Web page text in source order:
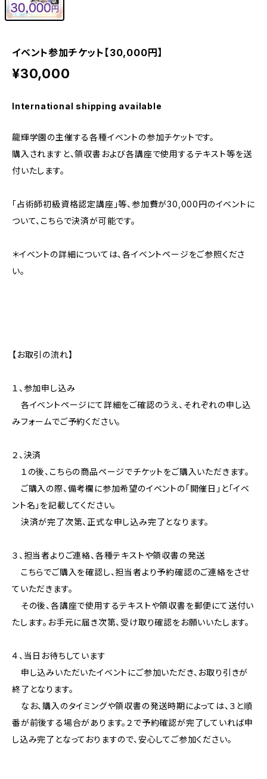
イベント参加チケット【30,000円】
¥30,000
International shipping available
龍輝学園の主催する各種イベントの参加チケットです。
購入されますと、領収書および各講座で使用するテキスト等を送
付いたします。
「占術師初級資格認定講座」等、参加費が30,000円のイベントに
ついて、こちらで決済が可能です。
＊イベントの詳細については、各イベントページをご参照くださ
い。
【お取引の流れ】
１、参加申し込み
各イベントページにて詳細をご確認のうえ、それぞれの申し込
みフォームでご予約ください。
２、決済
１の後、こちらの商品ページでチケットをご購入いただきます。
ご購入の際、備考欄に参加希望のイベントの「開催日」と「イベ
ント名」を記載してください。
決済が完了次第、正式な申し込み完了となります。
３、担当者よりご連絡、各種テキストや領収書の発送
こちらでご購入を確認し、担当者より予約確認のご連絡をさせ
ていただきます。
その後、各講座で使用するテキストや領収書を郵便にて送付い
たします。お手元に届き次第、受け取り確認をお願いいたします。
４、当日お待ちしています
申し込みいただいたイベントにご参加いただき、お取り引きが
終了となります。
なお、購入のタイミングや領収書の発送時期によっては、３と順
番が前後する場合があります。２で予約確認が完了していれば申
し込み完了となっておりますので、安心してご参加ください。